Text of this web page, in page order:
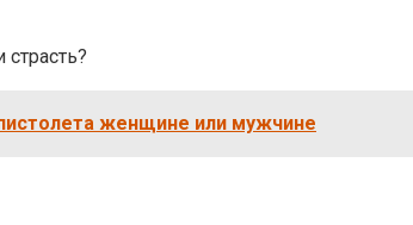
женщине или мужчине